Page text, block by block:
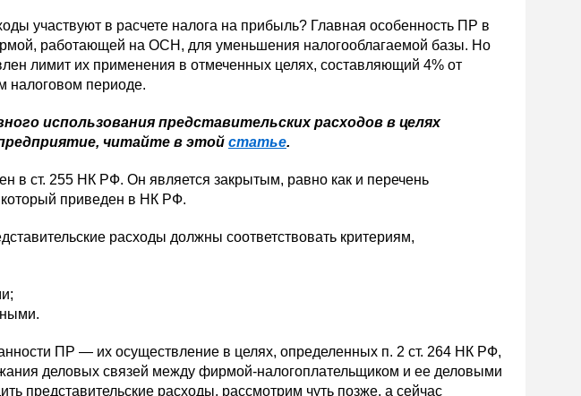
участвуют в расчете налога на прибыль? Главная особенность ПР в
работающей на ОСН, для уменьшения налогооблагаемой базы. Но
лимит их применения в отмеченных целях, составляющий 4% от
налоговом периоде.
использования представительских расходов в целях
читайте в этой статье.
в ст. 255 НК РФ. Он является закрытым, равно как и перечень
который приведен в НК РФ.
расходы должны соответствовать критериям,
ПР — их осуществление в целях, определенных п. 2 ст. 264 НК РФ,
деловых связей между фирмой-налогоплательщиком и ее деловыми
представительские расходы, рассмотрим чуть позже, а сейчас